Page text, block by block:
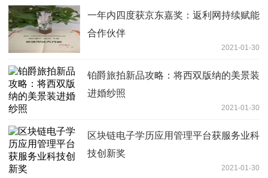
一年内四度获京东嘉奖：返利网持续赋能
合作伙伴
2021-01-30
铂爵旅拍新品攻略：将西双版纳的美景装
进婚纱照
2021-01-30
区块链电子学历应用管理平台获服务业科
技创新奖
2021-01-30